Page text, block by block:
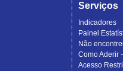
Serviços
Indicadores
Painel
Não
Como Aderir
Acesso